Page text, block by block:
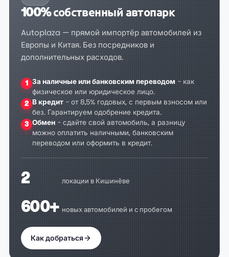
100% собственный автопарк
Autoplaza — прямой импортёр автомобилей из
Европы и Китая. Без посредников и
дополнительных расходов.
1 За наличные или банковским переводом- как
физическое или юридическое лицо.
2 В кредит- от 8,5% годовых, с первым взносом или
без. Гарантируем одобрение кредита.
3 Обмен- сдайте свой автомобиль, а разницу
можно оплатить наличными, банковским
переводом или оформить в кредит.
2 локации в Кишинёве
600+ новых автомобилей и с пробегом
Как добраться